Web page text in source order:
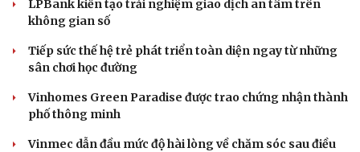
Du lịch
Tư vấn
Săn Tour
Câu chuyện thời sự
Kể chuyện cho bé
LPBank kiến tạo trải nghiệm giao dịch an tâm trên
không gian số
Tiếp sức thế hệ trẻ phát triển toàn diện ngay từ những
sân chơi học đường
Vinhomes Green Paradise được trao chứng nhận thành
phố thông minh
Vinmec dẫn đầu mức độ hài lòng về chăm sóc sau điều